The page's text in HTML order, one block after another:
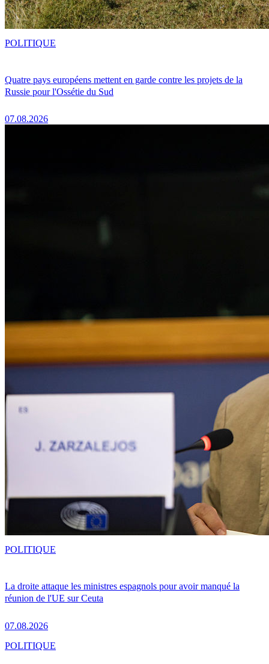
Quatre pays européens mettent en garde contre les projets de la
Russie pour l'Ossétie du Sud
07.08.2026
POLITIQUE
La droite attaque les ministres espagnols pour avoir manqué la
réunion de l'UE sur Ceuta
07.08.2026
POLITIQUE
POLITIQUE